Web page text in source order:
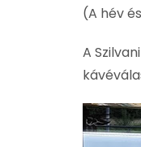
(A hév
A